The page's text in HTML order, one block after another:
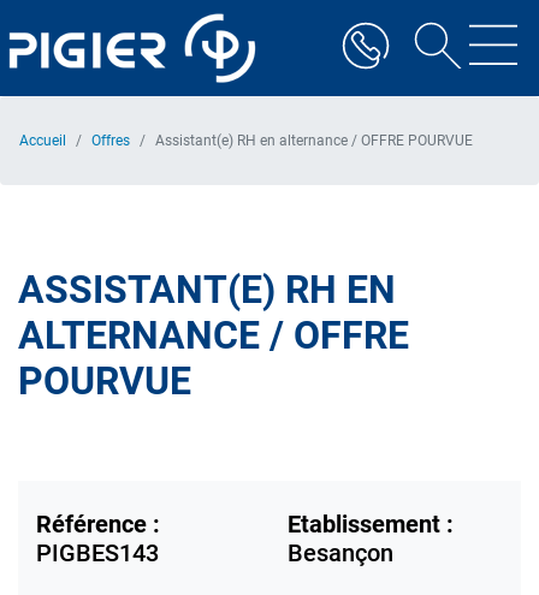
au
contenu
Accueil Offres Assistant(e) RH en alternance / OFFRE POURVUE
ASSISTANT(E) RH EN
ALTERNANCE / OFFRE
POURVUE
Référence :
PIGBES143
Etablissement :
Besançon